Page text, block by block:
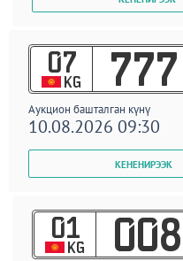
07
KG 777
Аукцион башталган күнү
10.08.2026 09:30
01
KG 008